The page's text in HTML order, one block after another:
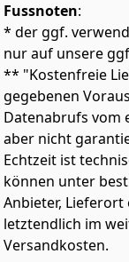
Wohnräumen
Minuten mit
AI DD: LG AI
der Wäsche,
Stoffes, und
Waschgang
Faserschutz
STEAM: die
Programm
99,9 % aller
Allergien oder
Fussnoten:
* der ggf.
nur auf unsere
** "Kostenfreie
gegebenen
Datenabrufs vom
aber nicht
Echtzeit ist
können unter
Anbieter, Lieferort
letztendlich im
Versandkosten.